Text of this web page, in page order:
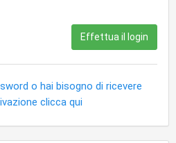
Effettua il login
o hai bisogno di ricevere
clicca qui